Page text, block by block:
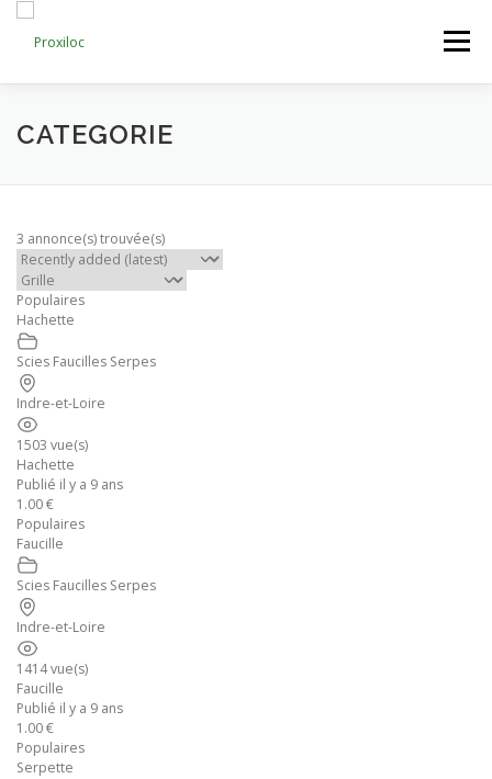
contenu
Menu
CATEGORIES AJOUTER UNE ANNONCE
CATEGORIE
3 annonce(s) trouvée(s)
Populaires
Hachette
Scies Faucilles Serpes
Indre-et-Loire
1503 vue(s)
Hachette
Publié il y a 9 ans
1.00 €
Populaires
Faucille
Scies Faucilles Serpes
Indre-et-Loire
1414 vue(s)
Faucille
Publié il y a 9 ans
1.00 €
Populaires
Serpette